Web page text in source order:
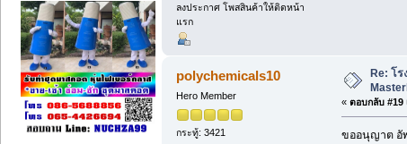
ลงประกาศ โพสสินค้าให้ติดหน้า
แรก
polychemicals10
Hero Member
กระทู้: 3421
Re: โ
« ตอบกลับ #19
ขออนุญาต อั